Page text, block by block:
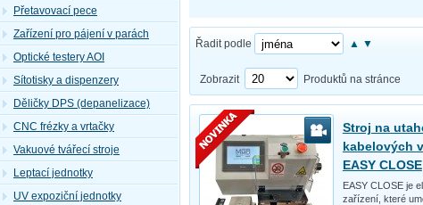
Řadit podle ▲ ▼
Zobrazit
Produktů na stránce
Stroj na
kabelových
EASY CLOSE
EASY CLOSE je
zařízení, které
Přetavovací pece
Zařízení pro pájení v parách
Optické testery AOI
Sítotisky a dispenzery
Děličky DPS (depanelizace)
CNC frézky a vrtačky
Vakuové tvářecí stroje
Leptací jednotky
UV expoziční jednotky